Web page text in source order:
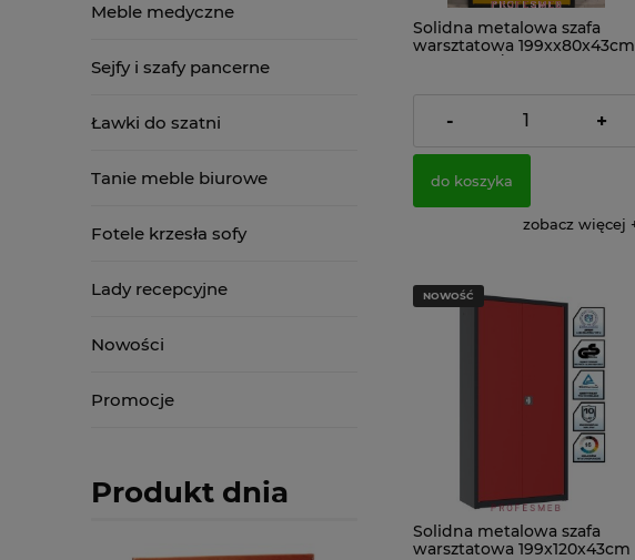
Meble medyczne
Sejfy i szafy pancerne
Ławki do szatni
Tanie meble biurowe
Fotele krzesła sofy
Lady recepcyjne
Nowości
Promocje
Produkt dnia
Solidna metalowa szafa
warsztatowa 199xx80x43cm
1 446,48 zł
1 176,00 zł
- +
do koszyka
zobacz więcej
Solidna metalowa szafa
warsztatowa 199x120x43cm
NOWOŚĆ